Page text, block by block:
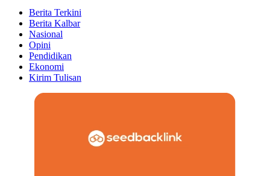
Berita Terkini
Berita Kalbar
Nasional
Opini
Pendidikan
Ekonomi
Kirim Tulisan